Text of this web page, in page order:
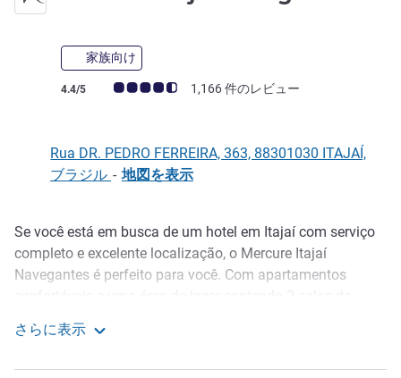
家族向け
お客さまの声 (確認済みレビュー アコーホテルズ)
4.4/5 1,166 件のレビュー
Rua DR. PEDRO FERREIRA, 363, 88301030 ITAJAÍ,
ブラジル - 地図を表示
説明
Se você está em busca de um hotel em Itajaí com serviço
completo e excelente localização, o Mercure Itajaí
Navegantes é perfeito para você. Com apartamentos
massagem, sauna 24h e bar na piscina são ideais para
relaxar. O restaurante Kais 0 traz o melhor dos frutos do
さらに表示